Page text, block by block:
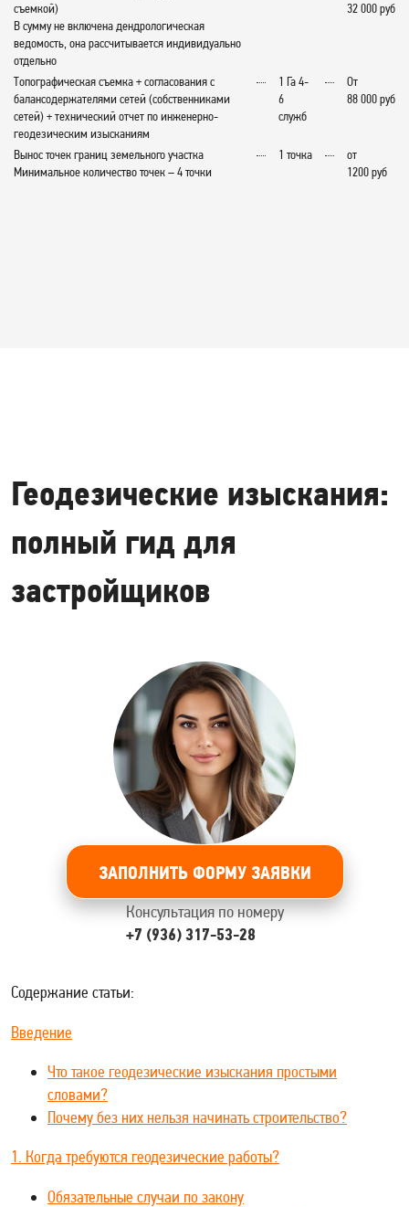
съемкой)
В сумму не включена дендрологическая
ведомость, она рассчитывается индивидуально
отдельно
32 000 руб
Топографическая съемка + согласования с
балансодержателями сетей (собственниками
сетей) + технический отчет по инженерно-
геодезическим изысканиям
1 Га 4-
6
служб
От
88 000 руб
Вынос точек границ земельного участка
Минимальное количество точек – 4 точки
1 точка
от
1200 руб
Геодезические изыскания:
полный гид для
застройщиков
ЗАПОЛНИТЬ ФОРМУ ЗАЯВКИ
Консультация по номеру
+7 (936) 317-53-28
Содержание статьи:
Введение
Что такое геодезические изыскания простыми
словами?
Почему без них нельзя начинать строительство?
1. Когда требуются геодезические работы?
Обязательные случаи по закону